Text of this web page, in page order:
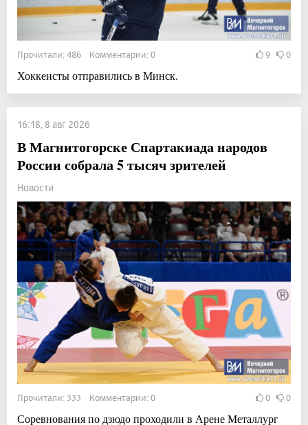
Прочитали: 486 Комментарии: 0 9 0
Хоккеисты отправились в Минск.
16:18, 8 авг 2026
В Магнитогорске Спартакиада народов
России собрала 5 тысяч зрителей
Новости
Прочитали: 333 Комментарии: 0 0 0
Соревнования по дзюдо проходили в Арене Металлург